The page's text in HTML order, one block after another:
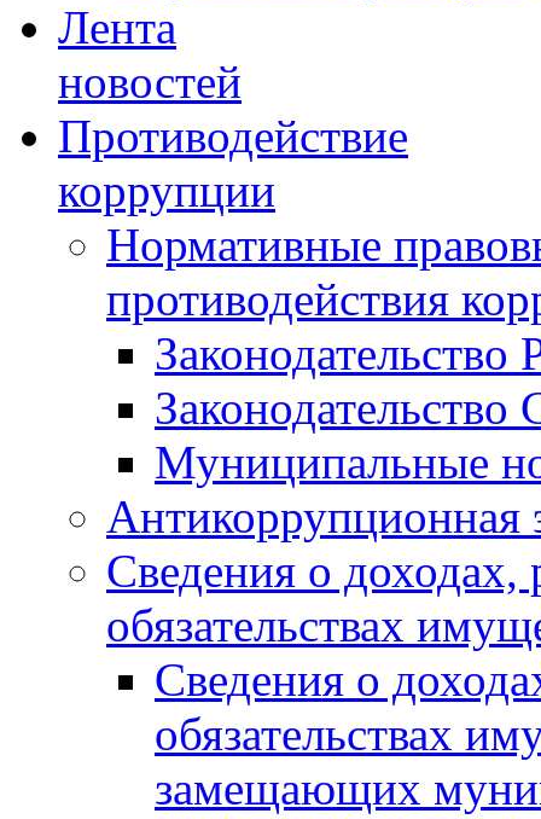
Лента
новостей
Противодействие
коррупции
Нормативные
противодействия
Законодательство
Муниципальные
Антикоррупционная
Сведения о доходах,
обязательствах
Сведения о
обязательствах
замещающих